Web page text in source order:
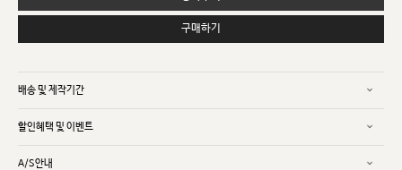
구매하기
배송 및 제작기간
할인혜택 및 이벤트
A/S안내